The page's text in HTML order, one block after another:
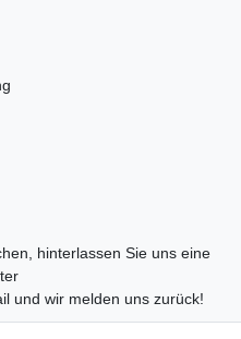
hinterlassen Sie uns eine
und wir melden uns zurück!